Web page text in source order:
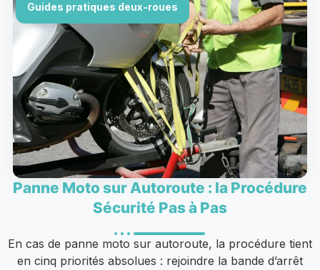
Guides pratiques deux-roues
Panne Moto sur Autoroute : la Procédure
Sécurité Pas à Pas
En cas de panne moto sur autoroute, la procédure tient
en cinq priorités absolues : rejoindre la bande d’arrêt